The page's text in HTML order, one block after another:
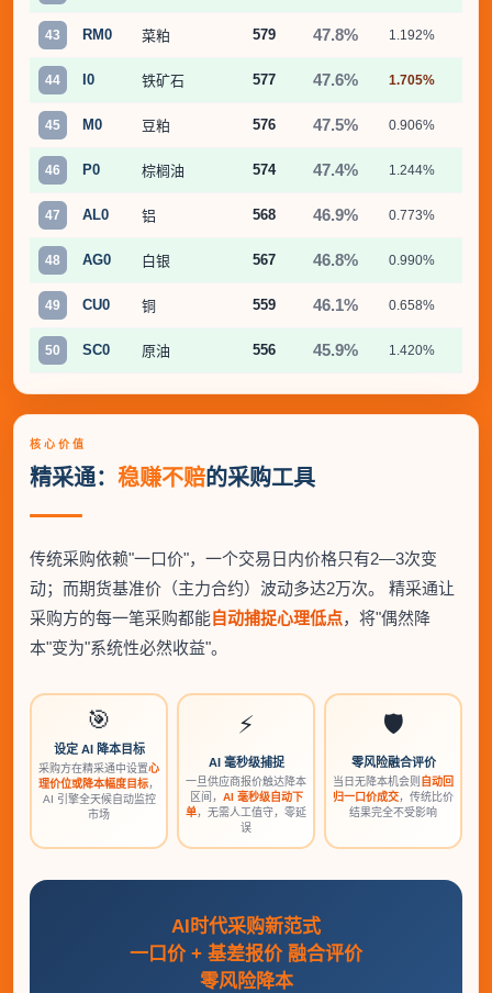
43 RM0 菜粕 579 47.8% 1.192%
44 I0 铁矿石 577 47.6% 1.705%
45 M0 豆粕 576 47.5% 0.906%
46 P0 棕榈油 574 47.4% 1.244%
47 AL0 铝 568 46.9% 0.773%
48 AG0 白银 567 46.8% 0.990%
49 CU0 铜 559 46.1% 0.658%
50 SC0 原油 556 45.9% 1.420%
核心价值
精采通： 稳赚不赔的采购工具
传统采购依赖"一口价"，一个交易日内价格只有2—3次变
动；而期货基准价（主力合约）波动多达2万次。 精采通让
采购方的每一笔采购都能自动捕捉心理低点，将"偶然降
本"变为"系统性必然收益"。
🎯
设定 AI 降本目标
采购方在精采通中设置心
理价位或降本幅度目标，
AI 引擎全天候自动监控
市场
⚡
AI 毫秒级捕捉
一旦供应商报价触达降本
区间， AI 毫秒级自动下
单，无需人工值守，零延
误
🛡️
零风险融合评价
当日无降本机会则 自动回
归一口价成交，传统比价
结果完全不受影响
AI时代采购新范式
一口价 + 基差报价 融合评价
零风险降本